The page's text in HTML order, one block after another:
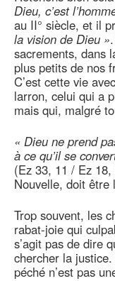
Dieu, c’est
au II° siècle, et il
la vision de Dieu »
sacrements, dans
plus petits de nos
C’est cette vie
larron, celui qui a
mais qui, malgré
« Dieu ne prend
à ce qu’il se
(Ez 33, 11 / Ez
Nouvelle, doit
Trop souvent, les
rabat-joie qui
s’agit pas de dire
chercher la
péché n’est pas